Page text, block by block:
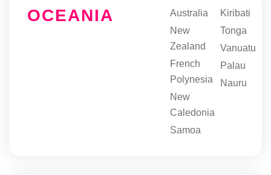
OCEANIA
Australia
New
Zealand
French
Polynesia
New
Caledonia
Samoa
Kiribati
Tonga
Vanuatu
Palau
Nauru